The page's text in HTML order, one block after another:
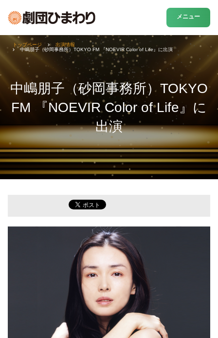
メニュー
中嶋朋子（砂岡事務所）TOKYO
FM 『NOEVIR Color of Life』に
出演
トップページ
出演情報
中嶋朋子（砂岡事務所）TOKYO FM 『NOEVIR Color of Life』に出演